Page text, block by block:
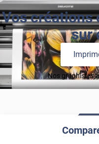
Vos créations
sur
Nos graphistes